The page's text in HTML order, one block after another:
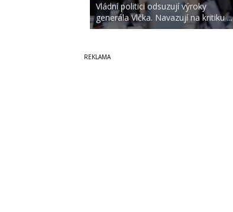
Vládní politici odsuzují výroky
generála Vlčka. Navazují na kritiku ...